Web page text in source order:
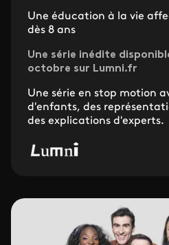
Une éducation à la vie
dès 8 ans
Une série inédite
octobre sur Lumni.fr
Une série en stop motion
d'enfants, des
des explications d'experts.